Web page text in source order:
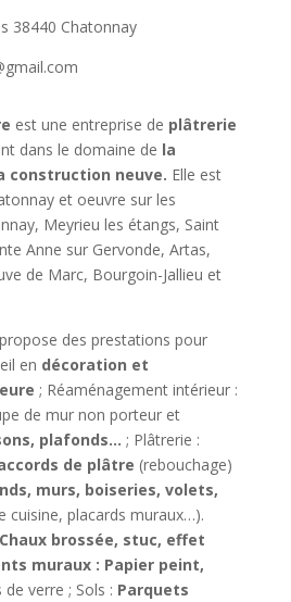
38440 Chatonnay
est une entreprise de plâtrerie
dans le domaine de la
construction neuve. Elle est
et oeuvre sur les
Meyrieu les étangs, Saint
Anne sur Gervonde, Artas,
de Marc, Bourgoin-Jallieu et
des prestations pour
en décoration et
; Réaménagement intérieur :
de mur non porteur et
plafonds… ; Plâtrerie :
de plâtre (rebouchage)
murs, boiseries, volets,
cuisine, placards muraux…).
Chaux brossée, stuc, effet
muraux : Papier peint,
verre ; Sols : Parquets